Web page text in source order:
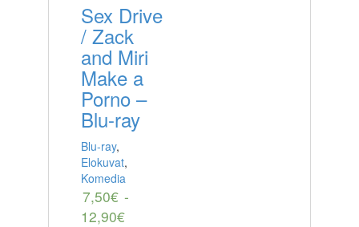
Sex Drive
/ Zack
and Miri
Make a
Porno –
Blu-ray
Blu-ray,
Elokuvat,
Komedia
7,50€ -
12,90€